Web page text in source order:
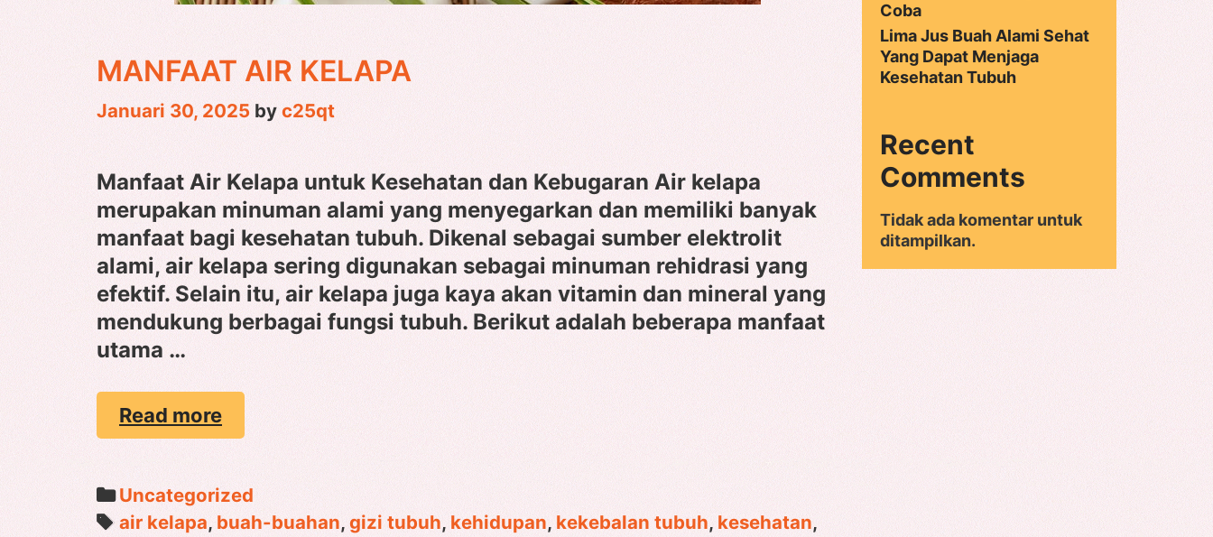
MANFAAT AIR KELAPA
Januari 30, 2025 by c25qt
Manfaat Air Kelapa untuk Kesehatan dan Kebugaran Air kelapa
merupakan minuman alami yang menyegarkan dan memiliki banyak
manfaat bagi kesehatan tubuh. Dikenal sebagai sumber elektrolit
alami, air kelapa sering digunakan sebagai minuman rehidrasi yang
efektif. Selain itu, air kelapa juga kaya akan vitamin dan mineral yang
mendukung berbagai fungsi tubuh. Berikut adalah beberapa manfaat
utama …
Read moreMANFAAT
AIR
Categories
Uncategorized
Tags
air kelapa, buah-buahan,gizi tubuh, kehidupan, kekebalan tubuh, kesehatan,
Coba
Lima Jus Buah Alami Sehat
Yang Dapat Menjaga
Kesehatan Tubuh
Recent
Comments
Tidak ada komentar untuk
ditampilkan.